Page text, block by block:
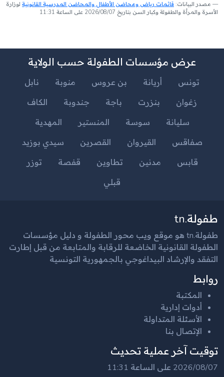
مصدر البيانات: قائمات رياض ومحاضن الأطفال والمحاضن المدرسية القانونية لوزارة
الأسرة والمرأة والطفولة وكبار السن بتاريخ 2026/08/07 على الساعة 11:31
عرض مؤسسات الطفولة حسب الولاية
تونس أريانة بن عروس منوبة
نابل
زغوان
بنزرت باجة جندوبة
الكاف
سليانة
سوسة المنستير
المهدية
صفاقس
القيروان القصرين
سيدي بوزيد
قابس
مدنين تطاوين قفصة
توزر
قبلي
طفولة.tn
طفولة.tn هو موقع ويب محور الطفولة و دليل مؤسسات
الطفولة القانونية الخاضعة للرقابة والمتابعة من قبل إطارت
التفقد والإرشاد البيداغوجي بالجمهورية التونسية
روابط
المكتبة
أدوات إدارية
الأسئلة المتداولة
الإتصال بنا
توقيت آخر عملية تحديث
2026/08/07 على الساعة 11:31